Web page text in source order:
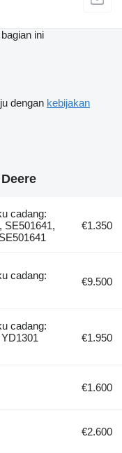
ini
dengan kebijakan
cadang:
SE501641,
€1.350
cadang:
€9.500
cadang:
€1.950
€1.600
€2.600